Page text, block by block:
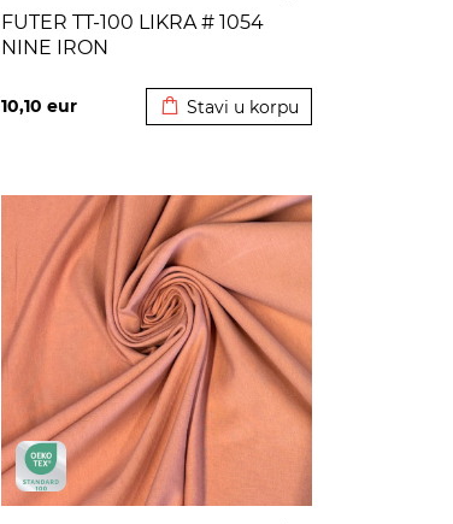
FUTER TT-100 LIKRA # 1054
NINE IRON
10,10eur Stavi u korpu